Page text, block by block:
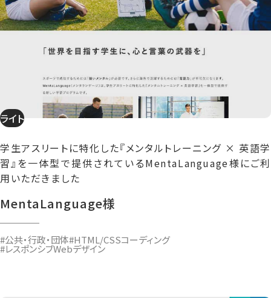
ライト
学生アスリートに特化した『メンタルトレーニング × 英語学
習』を一体型で提供されているMentaLanguage様にご利
用いただきました
MentaLanguage様
#公共・行政・団体#HTML/CSSコーディング
#レスポンシブWebデザイン